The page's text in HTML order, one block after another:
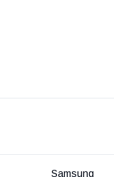
Samsung